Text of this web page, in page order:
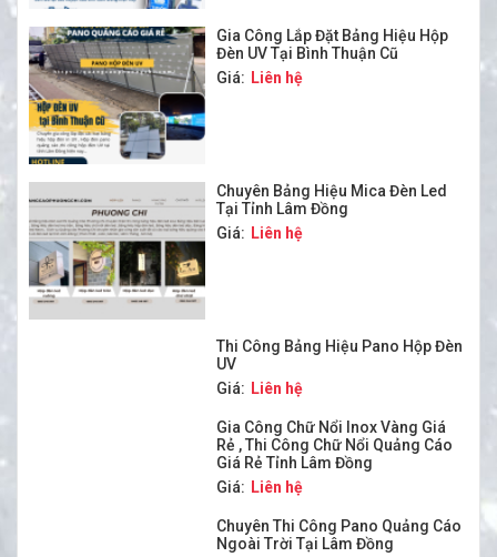
Gia Công Lắp Đặt Bảng Hiệu Hộp
Đèn UV Tại Bình Thuận Cũ
Giá: Liên hệ
Chuyên Bảng Hiệu Mica Đèn Led
Tại Tỉnh Lâm Đồng
Giá: Liên hệ
Thi Công Bảng Hiệu Pano Hộp Đèn
UV
Giá: Liên hệ
Gia Công Chữ Nổi Inox Vàng Giá
Rẻ , Thi Công Chữ Nổi Quảng Cáo
Giá Rẻ Tỉnh Lâm Đồng
Giá: Liên hệ
Chuyên Thi Công Pano Quảng Cáo
Ngoài Trời Tại Lâm Đồng